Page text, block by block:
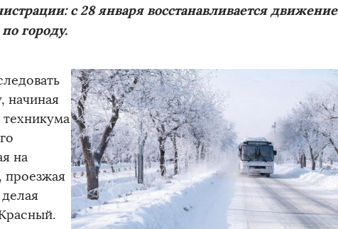
с 28 января восстанавливается движение
городу.
начиная
техникума
на
проезжая